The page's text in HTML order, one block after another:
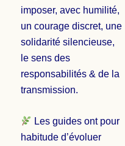
imposer, avec humilité,
un courage discret, une
solidarité silencieuse,
le sens des
responsabilités & de la
transmission.
Les guides ont pour
habitude d’évoluer